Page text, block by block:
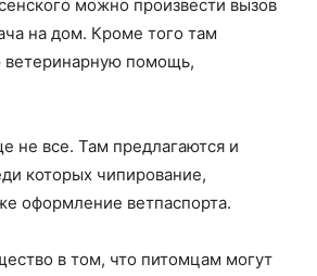
можно произвести вызов
на дом. Кроме того там
ветеринарную помощь,
не все. Там предлагаются и
которых чипирование,
оформление ветпаспорта.
в том, что питомцам могут